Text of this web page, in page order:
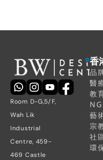
Room D-G,5/F,
Wah Lik
Industrial
Centre, 459-
469 Castle
香
品
醫
教
藝
宗
社
環